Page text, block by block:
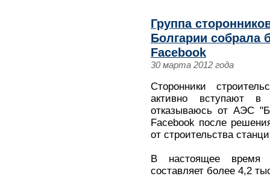
Группа
Болгарии собрала
Facebook
30 марта 2012 года
Сторонники
активно вступают
отказываюсь от АЭС
Facebook после
от строительства
В настоящее время
составляет более 4,2